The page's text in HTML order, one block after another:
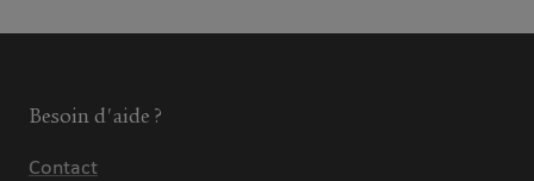
Besoin d'aide ?
Contact